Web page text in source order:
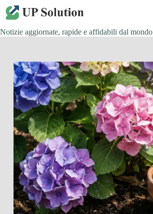
Salta
contenuto
Notizie aggiornate, rapide e affidabili dal mondo